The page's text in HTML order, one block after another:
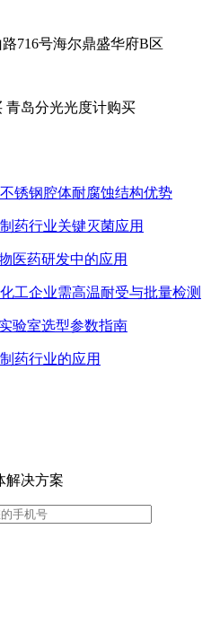
号海尔鼎盛华府B区
青岛分光光度计购买
锈钢腔体耐腐蚀结构优势
药行业关键灭菌应用
医药研发中的应用
工企业需高温耐受与批量检测
验室选型参数指南
药行业的应用
解决方案